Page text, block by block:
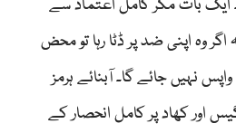
بات مگر کامل اعتماد سے
وہ اپنی ضد پر ڈٹا رہا تو محض
نہیں جائے گا۔ آبنائے ہرمز
کھاد پر کامل انحصار کے